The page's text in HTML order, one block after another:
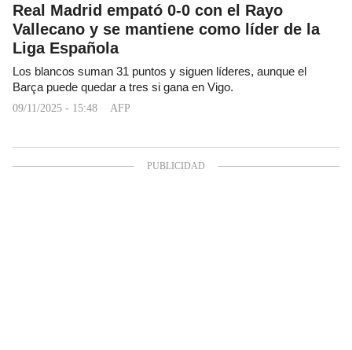
Real Madrid empató 0-0 con el Rayo
Vallecano y se mantiene como líder de la
Liga Española
Los blancos suman 31 puntos y siguen líderes, aunque el
Barça puede quedar a tres si gana en Vigo.
09/11/2025 - 15:48 AFP